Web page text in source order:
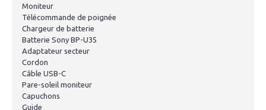
Moniteur
Télécommande de poignée
Chargeur de batterie
Batterie Sony BP-U35
Adaptateur secteur
Cordon
Câble USB-C
Pare-soleil moniteur
Capuchons
Guide